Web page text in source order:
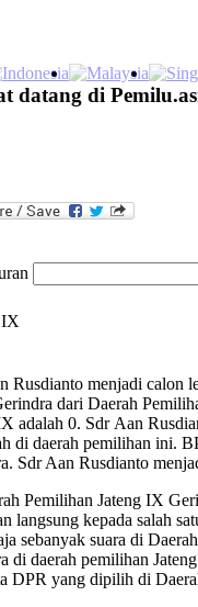
datang di
IX
Rusdianto menjadi calon
dari Daerah
adalah 0. Sdr Aan
di daerah pemilihan ini.
Sdr Aan Rusdianto
Pemilihan Jateng IX
langsung kepada salah
sebanyak suara di
di daerah pemilihan
DPR yang dipilih di